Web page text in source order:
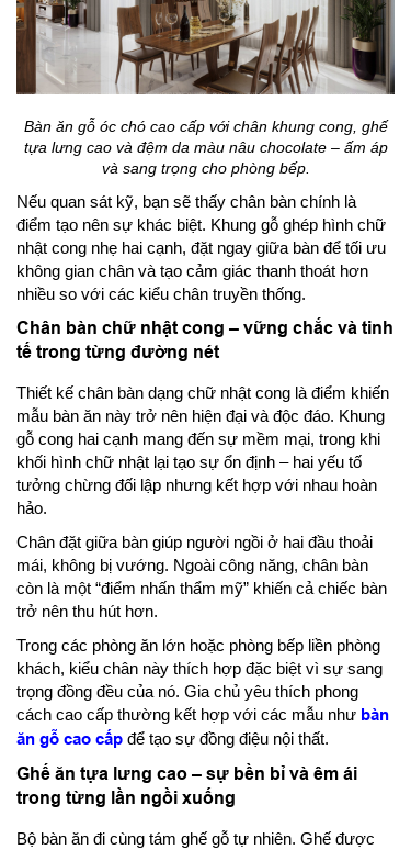
Bàn ăn gỗ óc chó cao cấp với chân khung cong, ghế
tựa lưng cao và đệm da màu nâu chocolate – ấm áp
và sang trọng cho phòng bếp.
Nếu quan sát kỹ, bạn sẽ thấy chân bàn chính là
điểm tạo nên sự khác biệt. Khung gỗ ghép hình chữ
nhật cong nhẹ hai cạnh, đặt ngay giữa bàn để tối ưu
không gian chân và tạo cảm giác thanh thoát hơn
nhiều so với các kiểu chân truyền thống.
Chân bàn chữ nhật cong – vững chắc và tinh
tế trong từng đường nét
Thiết kế chân bàn dạng chữ nhật cong là điểm khiến
mẫu bàn ăn này trở nên hiện đại và độc đáo. Khung
gỗ cong hai cạnh mang đến sự mềm mại, trong khi
khối hình chữ nhật lại tạo sự ổn định – hai yếu tố
tưởng chừng đối lập nhưng kết hợp với nhau hoàn
hảo.
Chân đặt giữa bàn giúp người ngồi ở hai đầu thoải
mái, không bị vướng. Ngoài công năng, chân bàn
còn là một “điểm nhấn thẩm mỹ” khiến cả chiếc bàn
trở nên thu hút hơn.
Trong các phòng ăn lớn hoặc phòng bếp liền phòng
khách, kiểu chân này thích hợp đặc biệt vì sự sang
trọng đồng đều của nó. Gia chủ yêu thích phong
cách cao cấp thường kết hợp với các mẫu như bàn
ăn gỗ cao cấp để tạo sự đồng điệu nội thất.
Ghế ăn tựa lưng cao – sự bền bỉ và êm ái
trong từng lần ngồi xuống
Bộ bàn ăn đi cùng tám ghế gỗ tự nhiên. Ghế được